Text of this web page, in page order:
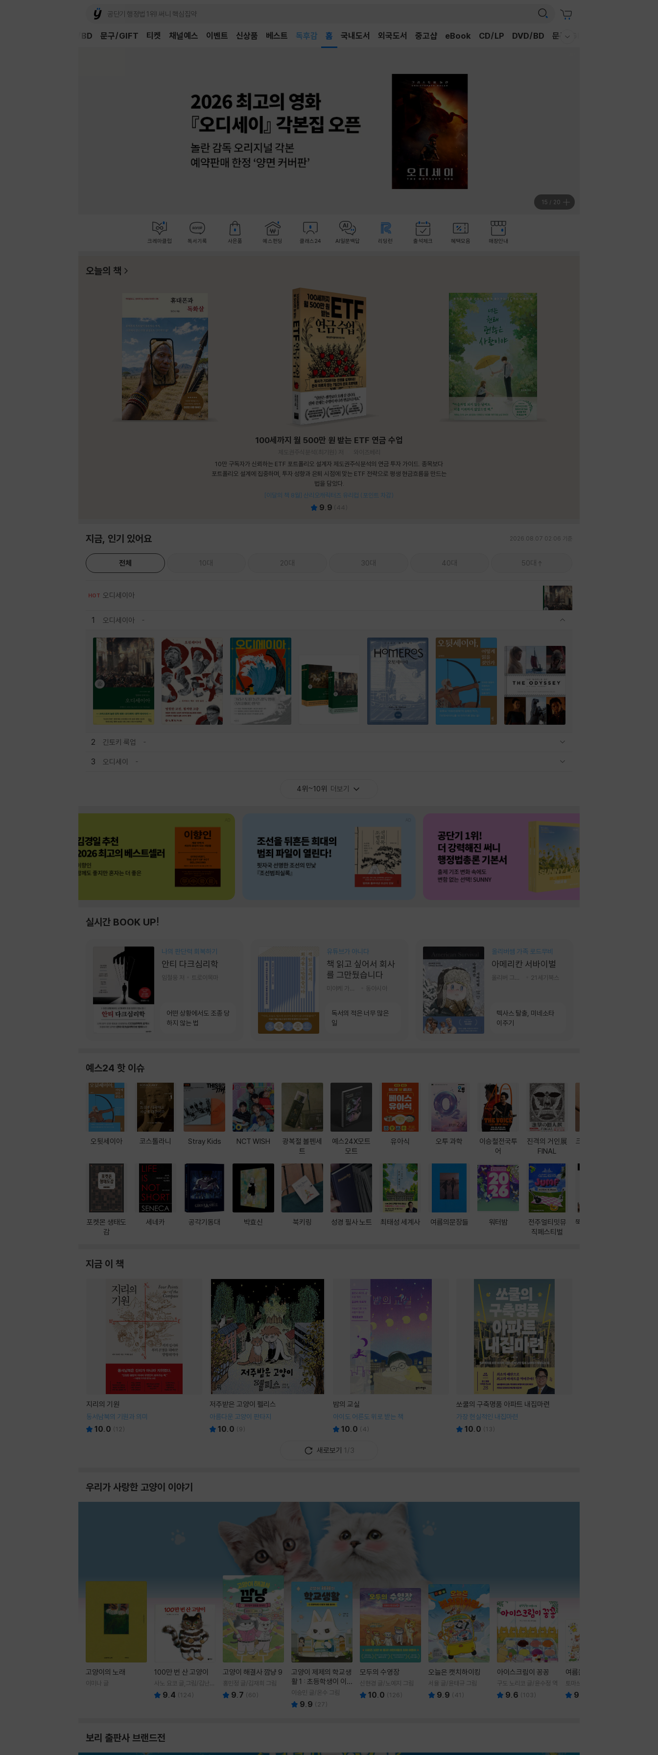
채널예스 이벤트 신상품 베스트
어린이
홈 국내도서 외국도서 중고샵 eBook CD/LP DVD/BD 문구/GIFT
DVD/BD 문구/GIFT 티켓
16 / 20
크레마클럽 독서기록 사은품 예스펀딩 클래스24 AI일문백답 리딩런 출석체크 혜택모음 매장안내
오늘의 책
100세까지 월 500만 원 받는 ETF 연금 수업
제도권주식분석(최기원) 저
와이즈베리
10만 구독자가 신뢰하는 ETF 포트폴리오 설계자 제도권주식분석의 연금 투자 가이드. 종목보다
포트폴리오 설계에 집중하며, 투자 성향과 은퇴 시점에 맞는 ETF 전략으로 평생 현금흐름을 만드는
법을 담았다.
[이달의 책 8월] 산리오캐릭터즈 유리컵 (포인트 차감)
9.9 44
지금, 인기 있어요 2026.08.07 02:06 기준
전체 10대 20대 30대 40대 50대
HOT 오디세이아
1 오디세이아
2 긴토키 룩업
3 오디세이
4위~10위 더보기
실시간 BOOK UP!
나의 판단력 회복하기
안티 다크심리학
임철웅 저 트로이목마
어떤 상황에서도 조종 당
하지 않는 법
유튜브가 아니다
책 읽고 싶어서 회사
를 그만뒀습니다
동아시아
독서의 적은 너무 많은
일
올리버쌤 가족 로드무비
아메리칸 서바이벌
21세기북스
텍사스 탈출, 미네소타
이주기
예스24 핫 이슈
오뒷세이아
포켓몬 생태도
감
코스톨라니
세네카
Stray Kids
공각기동대
NCT WISH
박효신
광복절 볼펜세
트
북키링
예스24X모트
모트
성경 필사 노트
유아식
최태성 세계사
오투 과학
여름의문장들
이승철전국투
어
워터밤
진격의 거인展
FINAL
전주얼티밋뮤
직페스티벌
크레마 이북 리
뚝딱! AI 3대장
지금 이 책
지리의 기원
동서남북의 기원과 의미
10.0 (12)
저주받은 고양이 펠리스
아름다운 고양이 판타지
10.0 (9)
밤의 교실
아이도 어른도 위로 받는 책
10.0 (4)
쏘쿨의 구축명품 아파트 내집마련
가장 현실적인 내집마련
10.0 (13)
새로보기 1/3
우리가 사랑한 고양이 이야기
고양이의 노래
이미나 글
100만 번 산 고양이
사노 요코 글,그림/김난주
역 9.4 (124)
고양이 해결사 깜냥 9
홍민정 글/김재희 그림
9.7 (60)
고양이 제제의 학교생
활 1 : 초등학생이 이
렇게 힘들 줄이야
이승민 글/온수 그림
9.9 ( 27)
모두의 수영장
신현경 글/노예지 그림
10.0 (126)
오늘은 캣치하이킹
서율 글/윤태규 그림
9.9 (41 )
아이스크림이 꽁꽁
구도 노리코 글/윤수정 역
9.6 (103)
여름을 부탁해
토마쓰리 글그림
9.8
보리 출판사 브랜드전